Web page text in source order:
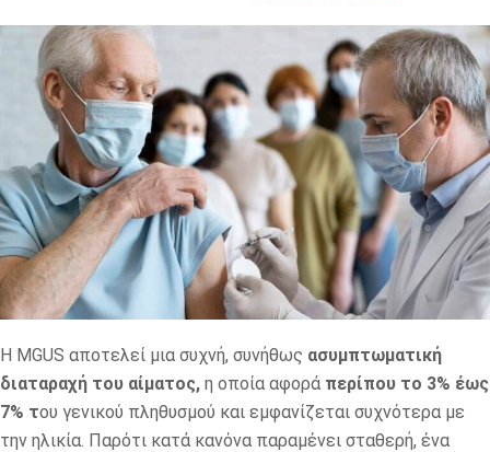
Η MGUS αποτελεί μια συχνή, συνήθως ασυμπτωματική
διαταραχή του αίματος, η οποία αφορά περίπου το 3% έως
7% του γενικού πληθυσμού και εμφανίζεται συχνότερα με
την ηλικία. Παρότι κατά κανόνα παραμένει σταθερή, ένα